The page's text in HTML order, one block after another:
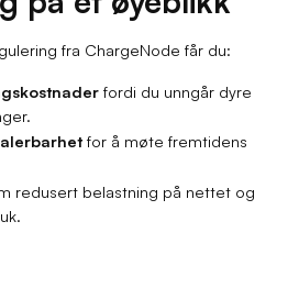
fra ChargeNode får du:
fordi du unngår dyre
for å møte fremtidens
redusert belastning på nettet og